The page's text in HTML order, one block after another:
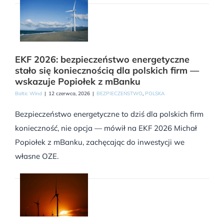
EKF 2026: bezpieczeństwo energetyczne
stało się koniecznością dla polskich firm —
wskazuje Popiołek z mBanku
Baltic Wind | 12 czerwca, 2026 | BEZPIECZEŃSTWO, POLSKA
Bezpieczeństwo energetyczne to dziś dla polskich firm
konieczność, nie opcja — mówił na EKF 2026 Michał
Popiołek z mBanku, zachęcając do inwestycji we
własne OZE.